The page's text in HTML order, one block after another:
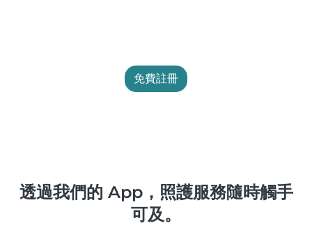
免費註冊
透過我們的 App，照護服務隨時觸手
可及。